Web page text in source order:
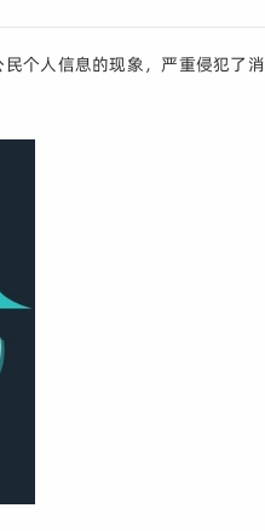
个人信息的现象，严重侵犯了